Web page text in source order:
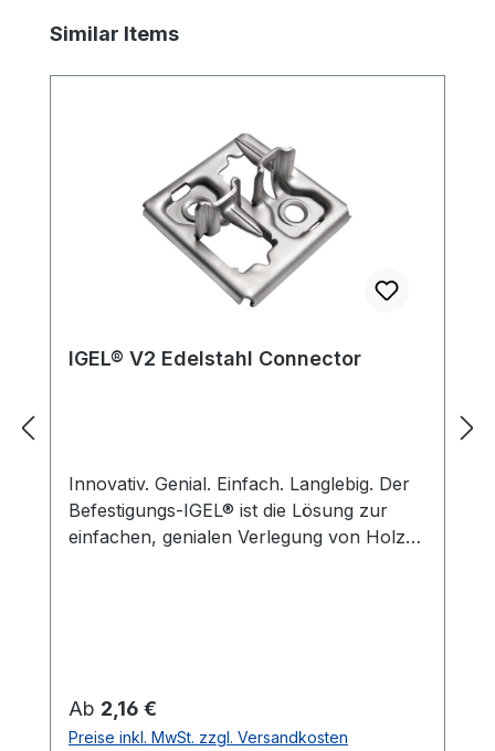
Produktgalerie überspringen
Similar Items
IGEL® V2 Edelstahl Connector
Innovativ. Genial. Einfach. Langlebig. Der
Befestigungs-IGEL® ist die Lösung zur
einfachen, genialen Verlegung von Holz-
Regulärer Preis:
Ab 2,16 €
Preise inkl. MwSt. zzgl. Versandkosten